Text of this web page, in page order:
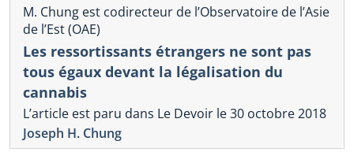
M. Chung est codirecteur de l’Observatoire de l’Asie
de l’Est (OAE)
Les ressortissants étrangers ne sont pas
tous égaux devant la légalisation du
cannabis
L’article est paru dans Le Devoir le 30 octobre 2018
Joseph H. Chung